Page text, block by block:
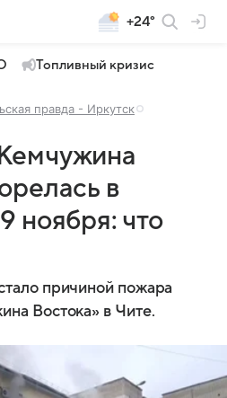
+24°
Топливный кризис
правда - Иркутск
в
ноября: что
причиной пожара
Востока» в Чите.